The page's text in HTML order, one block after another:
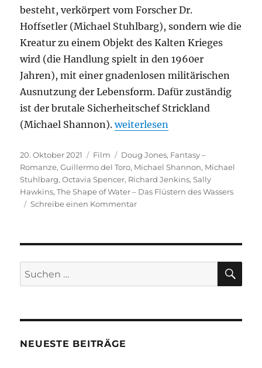
besteht, verkörpert vom Forscher Dr.
Hoffsetler (Michael Stuhlbarg), sondern wie die
Kreatur zu einem Objekt des Kalten Krieges
wird (die Handlung spielt in den 1960er
Jahren), mit einer gnadenlosen militärischen
Ausnutzung der Lebensform. Dafür zuständig
ist der brutale Sicherheitschef Strickland
(Michael Shannon).„The Shape of Water – Das
weiterlesen
Veröffentlicht
am
20. Oktober 2021 Kategorien
Film Schlagwörter
Doug Jones, Fantasy –
Romanze,Guillermo del Toro, Michael Shannon, Michael
Stuhlbarg,Octavia Spencer, Richard Jenkins,Sally
Hawkins,The Shape of Water – Das Flüstern des Wassers
Schreibe einen Kommentarzu
–
Flüstern
Suchen
nach:
NEUESTE BEITRÄGE